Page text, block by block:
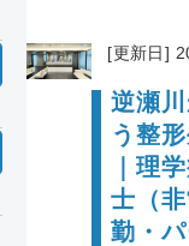
[更新日]
逆瀬
う整
｜理
士（
勤・